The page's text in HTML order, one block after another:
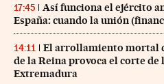
17:45
Así funciona el ejército
España: cuando la unión
14:11
El arrollamiento mortal
de la Reina provoca el corte
Extremadura